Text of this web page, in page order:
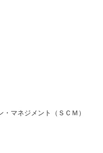
マネジメント（ＳＣＭ）